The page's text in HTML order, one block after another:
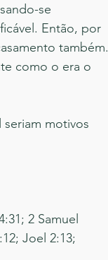
se
Então, por
também.
como o era o
motivos
2 Samuel
Joel 2:13;